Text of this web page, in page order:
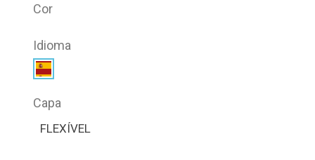
Cor
Idioma
Capa
FLEXÍVEL